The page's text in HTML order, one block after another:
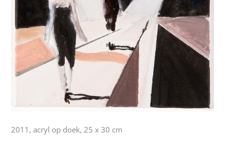
2011, acryl op doek, 25 x 30 cm